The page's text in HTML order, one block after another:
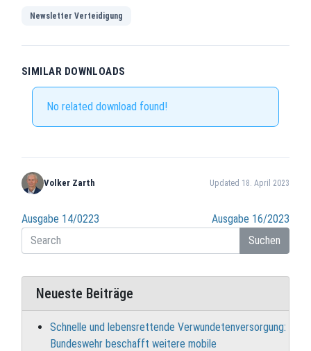
Newsletter Verteidigung
SIMILAR DOWNLOADS
No related download found!
Volker Zarth Updated 18. April 2023
Beitragsnavigation
Ausgabe 14/0223
Ausgabe 16/2023
Suchen
Neueste Beiträge
Schnelle und lebensrettende Verwundetenversorgung:
Bundeswehr beschafft weitere mobile